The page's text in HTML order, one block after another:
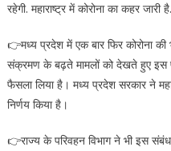
रहेगी. महाराष्ट्र में कोरोना का कहर जारी है.
👉मध्य प्रदेश में एक बार फिर कोरोना की
संक्रमण के बढ़ते मामलों को देखते हुए इस
फैसला लिया है। मध्य प्रदेश सरकार ने
निर्णय किया है।
👉राज्य के परिवहन विभाग ने भी इस